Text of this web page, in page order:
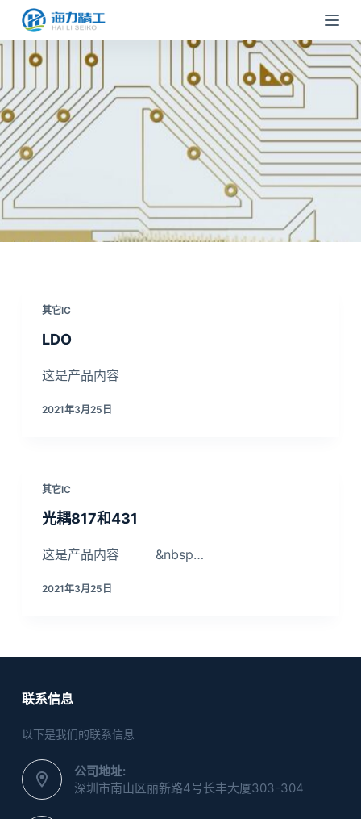
跳
其它IC
LDO
这是产品内容
2021年3月25日
其它IC
光耦817和431
这是产品内容 &nbsp…
2021年3月25日
联系信息
以下是我们的联系信息
公司地址:
深圳市南山区丽新路4号长丰大厦303-304